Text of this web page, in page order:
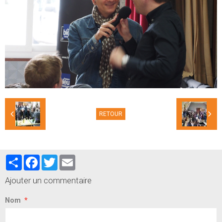
RETOUR
PartagerFacebook
Twitter
Ajouter un commentaire
Nom